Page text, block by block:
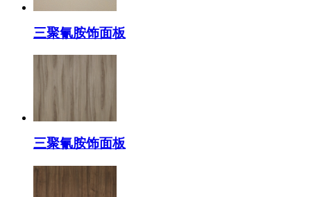
三聚氰胺饰面板
三聚氰胺饰面板